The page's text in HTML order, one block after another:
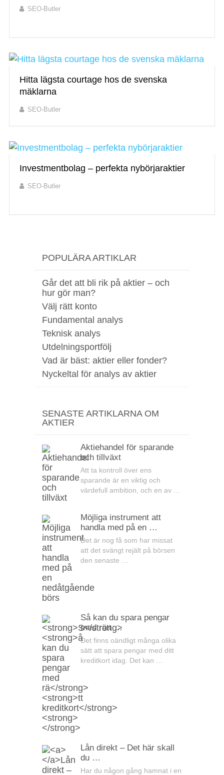
SEO-Butler
Hitta lägsta courtage hos de svenska
mäklarna
SEO-Butler
Investmentbolag – perfekta nybörjaraktier
SEO-Butler
POPULÄRA ARTIKLAR
Går det att bli rik på aktier – och
hur gör man?
Välj rätt konto
Fundamental analys
Teknisk analys
Utdelningsportfölj
Vad är bäst: aktier eller fonder?
Nyckeltal för analys av aktier
SENASTE ARTIKLARNA OM
AKTIER
Aktiehandel för sparande
och tillväxt
Att ta kontroll över ens
sparande är en viktig och
värdefull ambition, och en av …
Möjliga instrument att
handla med på en …
Det är nog få som har missat
att det svängt rejält på börsen
den senaste …
Så kan du spara pengar
med rätt …
Det finns oändligt många olika
sätt att spara pengar med ditt
kreditkort idag. Det kan …
Lån direkt – Det här skall
du …
Har du någon gång hamnat i en